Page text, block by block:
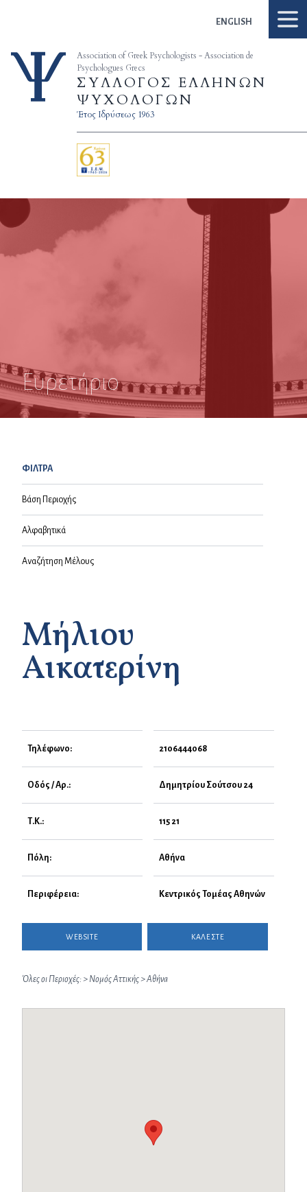
ENGLISH
Association of Greek Psychologists - Association de
Psychologues Grecs
ΣΥΛΛΟΓΟΣ ΕΛΛΗΝΩΝ
ΨΥΧΟΛΟΓΩΝ
Έτος Ιδρύσεως 1963
Ευρετήριο
ΦΙΛΤΡΑ
Βάση Περιοχής
Αλφαβητικά
Αναζήτηση Μέλους
Μήλιου
Αικατερίνη
Τηλέφωνο: 2106444068
Οδός / Αρ.: Δημητρίου Σούτσου 24
Τ.Κ.: 115 21
Πόλη: Αθήνα
Περιφέρεια: Κεντρικός Τομέας Αθηνών
WEBSITE ΚΑΛΕΣΤΕ
Όλες οι Περιοχές:> Νομός Αττικής>Αθήνα